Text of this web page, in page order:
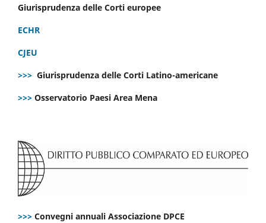
Giurisprudenza delle Corti europee
ECHR
CJEU
>>> Giurisprudenza delle Corti Latino-americane
>>> Osservatorio Paesi Area Mena
>>> Convegni annuali Associazione DPCE